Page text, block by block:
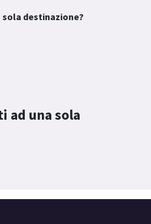
destinazione?
ad una sola